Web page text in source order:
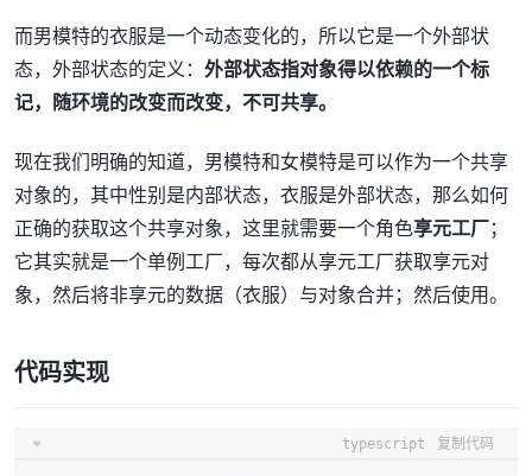
而男模特的衣服是一个动态变化的，所以它是一个外部状
态，外部状态的定义： 外部状态指对象得以依赖的一个标
记，随环境的改变而改变，不可共享。
现在我们明确的知道，男模特和女模特是可以作为一个共享
对象的，其中性别是内部状态，衣服是外部状态，那么如何
正确的获取这个共享对象，这里就需要一个角色享元工厂；
它其实就是一个单例工厂，每次都从享元工厂获取享元对
象，然后将非享元的数据（衣服）与对象合并；然后使用。
代码实现
typescript 复制代码